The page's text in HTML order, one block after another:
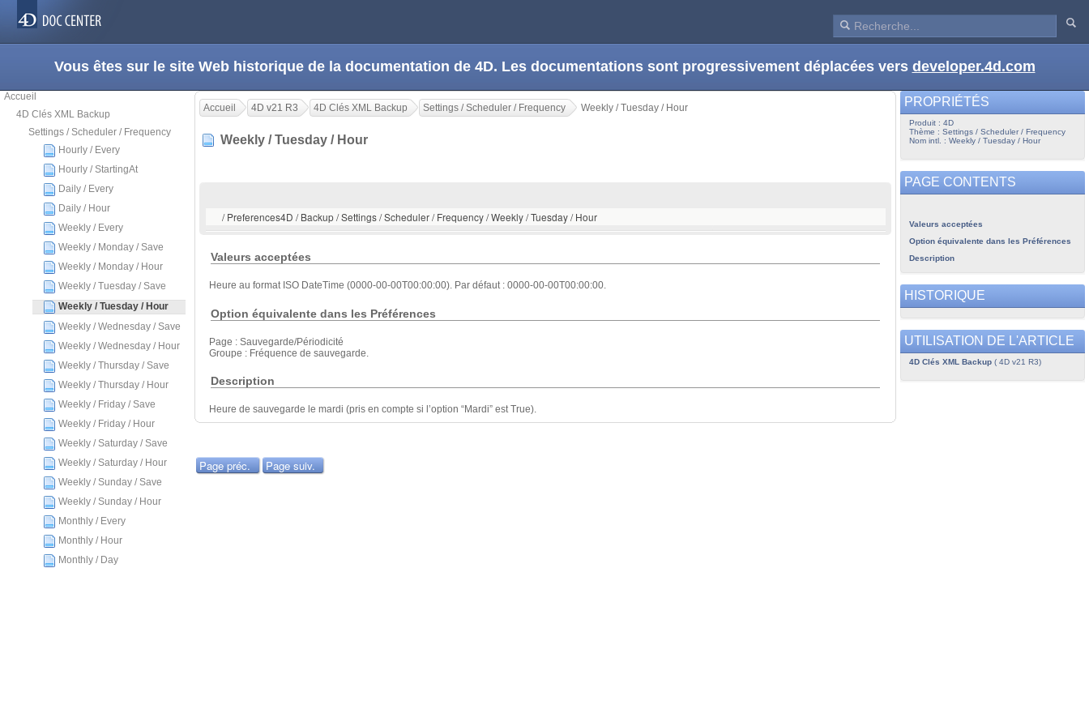
Vous êtes sur le site Web historique de la documentation de 4D. Les documentations sont progressivement déplacées vers developer.4d.com
Accueil
4D Clés XML Backup
Settings / Scheduler / Frequency
Hourly / Every
Hourly / StartingAt
Daily / Every
Daily / Hour
Weekly / Every
Weekly / Monday / Save
Weekly / Monday / Hour
Weekly / Tuesday / Save
Weekly / Tuesday / Hour
Weekly / Wednesday / Save
Weekly / Wednesday / Hour
Weekly / Thursday / Save
Weekly / Thursday / Hour
Weekly / Friday / Save
Weekly / Friday / Hour
Weekly / Saturday / Save
Weekly / Saturday / Hour
Weekly / Sunday / Save
Weekly / Sunday / Hour
Monthly / Every
Monthly / Hour
Monthly / Day
Accueil 4D v21 R3 4D Clés XML Backup Settings / Scheduler / Frequency Weekly / Tuesday / Hour
Weekly / Tuesday / Hour
/ Preferences4D / Backup / Settings / Scheduler / Frequency / Weekly / Tuesday / Hour
Valeurs acceptées
Heure au format ISO DateTime (0000-00-00T00:00:00). Par défaut : 0000-00-00T00:00:00.
Option équivalente dans les Préférences
Page : Sauvegarde/Périodicité
Groupe : Fréquence de sauvegarde.
Description
Heure de sauvegarde le mardi (pris en compte si l’option “Mardi” est True).
Page préc. Page suiv.
PROPRIÉTÉS
Produit : 4D
Thème : Settings / Scheduler / Frequency
Nom intl. : Weekly / Tuesday / Hour
PAGE CONTENTS
Valeurs acceptées
Option équivalente dans les Préférences
Description
HISTORIQUE
UTILISATION DE L'ARTICLE
4D Clés XML Backup( 4D v21 R3)